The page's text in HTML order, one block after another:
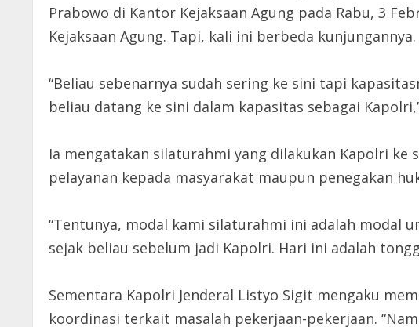
Prabowo di Kantor Kejaksaan Agung pada Rabu, 3
Kejaksaan Agung. Tapi, kali ini berbeda kunjungannya.
“Beliau sebenarnya sudah sering ke sini tapi
beliau datang ke sini dalam kapasitas sebagai
Ia mengatakan silaturahmi yang dilakukan Kapolri
pelayanan kepada masyarakat maupun penegakan
“Tentunya, modal kami silaturahmi ini adalah modal
sejak beliau sebelum jadi Kapolri. Hari ini adalah
Sementara Kapolri Jenderal Listyo Sigit mengaku
koordinasi terkait masalah pekerjaan-pekerjaan.